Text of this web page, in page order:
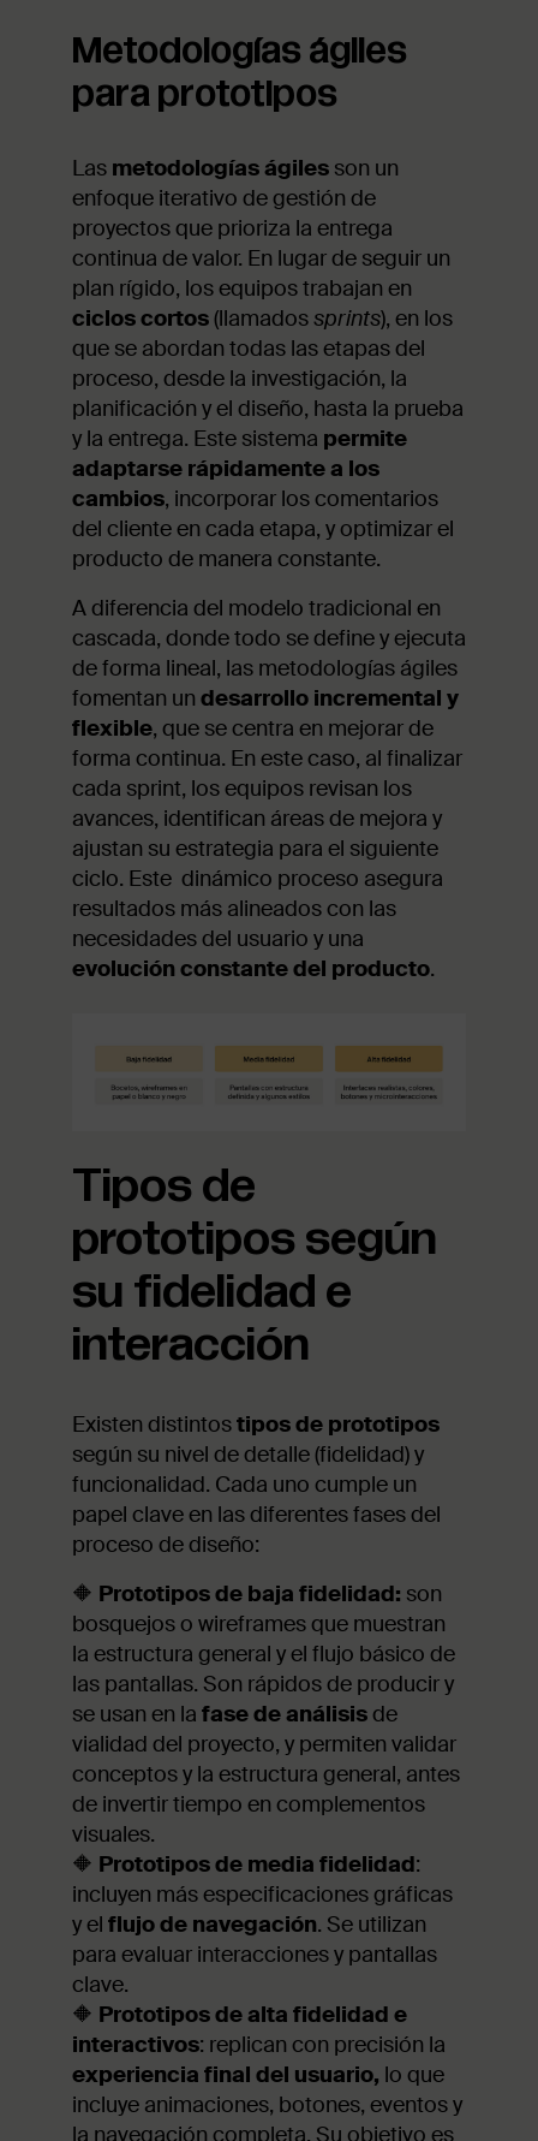
Metodologías ágiles
para prototipos
Las metodologías ágiles son un
enfoque iterativo de gestión de
proyectos que prioriza la entrega
continua de valor. En lugar de seguir un
plan rígido, los equipos trabajan en
ciclos cortos(llamadossprints), en los
que se abordan todas las etapas del
proceso, desde la investigación, la
planificación y el diseño, hasta la prueba
y la entrega. Este sistema permite
adaptarse rápidamente a los
cambios, incorporar los comentarios
del cliente en cada etapa, y optimizar el
producto de manera constante.
A diferencia del modelo tradicional en
cascada, donde todo se define y ejecuta
de forma lineal, las metodologías ágiles
fomentan un desarrollo incremental y
flexible, que se centra en mejorar de
forma continua. En este caso, al finalizar
cada sprint, los equipos revisan los
avances, identifican áreas de mejora y
ajustan su estrategia para el siguiente
ciclo. Este dinámico proceso asegura
resultados más alineados con las
necesidades del usuario y una
evolución constante del producto.
Tipos de
prototipos según
su fidelidad e
interacción
Existen distintostipos de prototipos
según su nivel de detalle (fidelidad) y
funcionalidad. Cada uno cumple un
papel clave en las diferentes fases del
proceso de diseño:
🔶 Prototipos de baja fidelidad: son
bosquejos o wireframes que muestran
la estructura general y el flujo básico de
las pantallas. Son rápidos de producir y
se usan en la fase de análisisde
vialidad del proyecto, y permiten validar
conceptos y la estructura general, antes
de invertir tiempo en complementos
visuales.
🔶 Prototipos de media fidelidad:
incluyen más especificaciones gráficas
y el flujo de navegación. Se utilizan
para evaluar interacciones y pantallas
clave.
🔶 Prototipos de alta fidelidad e
interactivos: replican con precisión la
experiencia final del usuario, lo que
incluye animaciones, botones, eventos y
la navegación completa. Su objetivo es